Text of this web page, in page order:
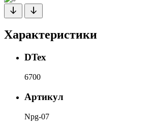
Характеристики
DTex
6700
Артикул
Npg-07